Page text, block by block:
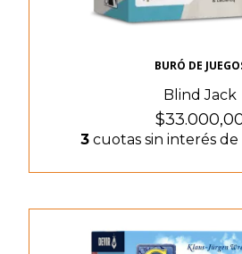
BURÓ DE
Blind Jack
3cuotas sin interés de